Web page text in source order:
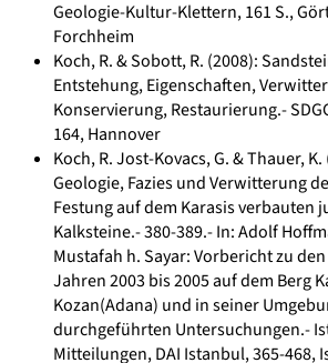
Geologie-Kultur-Klettern, 161 S.,
Forchheim
Koch, R. & Sobott, R. (2008):
Entstehung, Eigenschaften,
Konservierung, Restaurierung.-
164, Hannover
Koch, R. Jost-Kovacs, G. & Thauer, K.
Geologie, Fazies und Verwitterung
Festung auf dem Karasis verbauten
Kalksteine.- 380-389.- In: Adolf
Mustafah h. Sayar: Vorbericht zu
Jahren 2003 bis 2005 auf dem Berg
Kozan(Adana) und in seiner
durchgeführten Untersuchungen.-
Mitteilungen, DAI Istanbul, 365-468,